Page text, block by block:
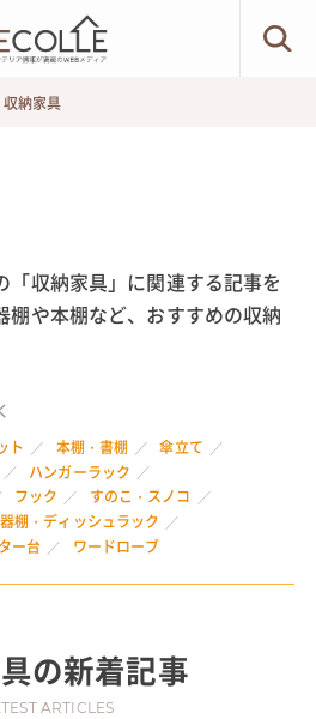
収納家具
「収納家具」に関連する記事を
棚や本棚など、おすすめの収納
ト
本棚・書棚
傘立て
ハンガーラック
フック
すのこ・スノコ
棚・ディッシュラック
ー台 ワードローブ
の新着記事
ARTICLES